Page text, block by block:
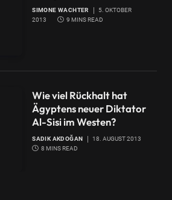
SIMONE WACHTER
5. OKTOBER
2013
9 MINS READ
Wie viel Rückhalt hat
Ägyptens neuer Diktator
Al-Sisi im Westen?
SADIK AKDOĞAN
18. AUGUST 2013
8 MINS READ